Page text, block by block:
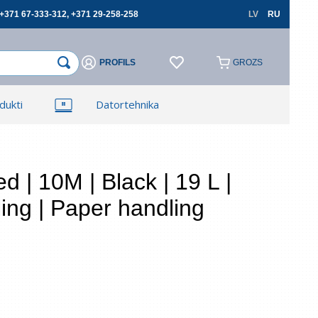
67-333-312, +371 29-258-258 LV RU
PROFILS
Reģistrēties
Reģistrēties
GROZS
Datortehnika
| 10M | Black | 19 L |
| Paper handling